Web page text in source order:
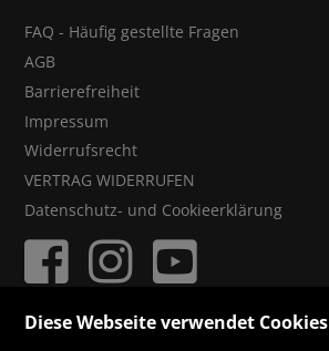
FAQ - Häufig gestellte Fragen
AGB
Barrierefreiheit
Impressum
Widerrufsrecht
VERTRAG WIDERRUFEN
Datenschutz- und Cookieerklärung
Diese Webseite verwendet Cookies